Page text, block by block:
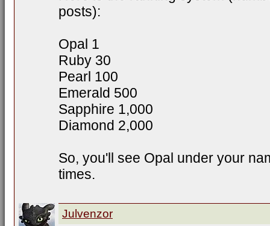
posts):
Opal 1
Ruby 30
Pearl 100
Emerald 500
Sapphire 1,000
Diamond 2,000
So, you'll see Opal under your
times.
Julvenzor